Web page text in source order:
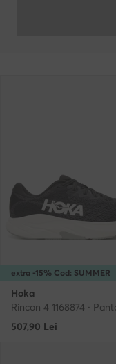
extra -15% Cod: SUMMER
Hoka
507,90 Lei